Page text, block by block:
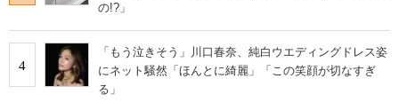
の!?」
4
「もう泣きそう」川口春奈、純白ウエディングドレス姿
にネット騒然「ほんとに綺麗」「この笑顔が切なすぎ
る」